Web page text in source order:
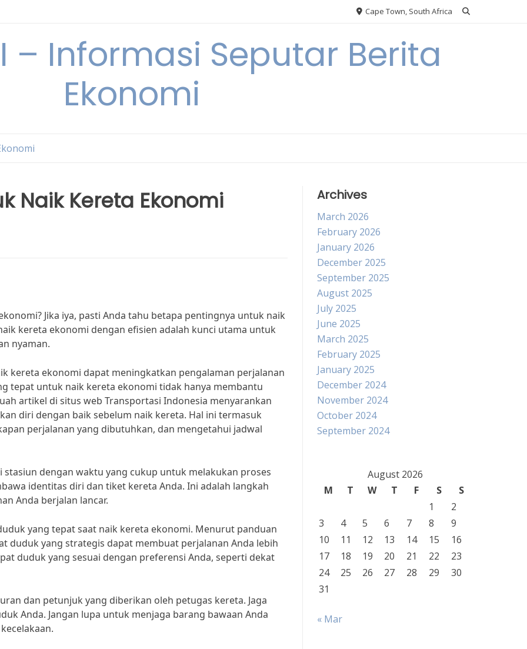
Cape Town, South Africa
– Informasi Seputar Berita
Ekonomi
Naik Kereta Ekonomi
Jika iya, pasti Anda tahu betapa pentingnya untuk naik
kereta ekonomi dengan efisien adalah kunci utama untuk
nyaman.
kereta ekonomi dapat meningkatkan pengalaman perjalanan
tepat untuk naik kereta ekonomi tidak hanya membantu
artikel di situs web Transportasi Indonesia menyarankan
diri dengan baik sebelum naik kereta. Hal ini termasuk
perjalanan yang dibutuhkan, dan mengetahui jadwal
dengan waktu yang cukup untuk melakukan proses
identitas diri dan tiket kereta Anda. Ini adalah langkah
Anda berjalan lancar.
yang tepat saat naik kereta ekonomi. Menurut panduan
duduk yang strategis dapat membuat perjalanan Anda lebih
duduk yang sesuai dengan preferensi Anda, seperti dekat
dan petunjuk yang diberikan oleh petugas kereta. Jaga
Anda. Jangan lupa untuk menjaga barang bawaan Anda
Archives
March 2026
February 2026
January 2026
December 2025
September 2025
August 2025
July 2025
June 2025
March 2025
February 2025
January 2025
December 2024
November 2024
October 2024
September 2024
August 2026
M
T W T F S
S
1
2
3
4 5 6 7 8
9
10
11 12 13 14 15
16
17
18 19 20 21 22
23
24
25 26 27 28 29
30
31
« Mar